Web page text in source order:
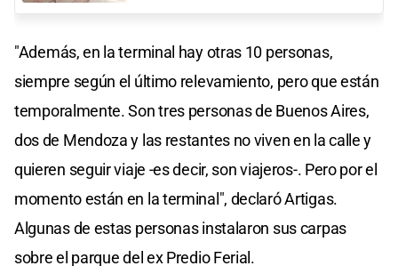
"Además, en la terminal hay otras 10 personas,
siempre según el último relevamiento, pero que están
temporalmente. Son tres personas de Buenos Aires,
dos de Mendoza y las restantes no viven en la calle y
quieren seguir viaje -es decir, son viajeros-. Pero por el
momento están en la terminal", declaró Artigas.
Algunas de estas personas instalaron sus carpas
sobre el parque del ex Predio Ferial.